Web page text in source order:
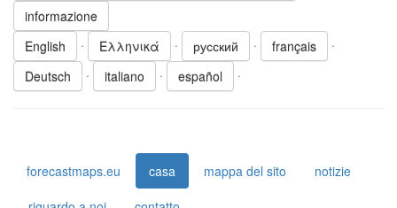
informazione
English
· Ελληνικά · русский · français
·
Deutsch
· italiano · español ·
forecastmaps.eu casa mappa del sito
notizie